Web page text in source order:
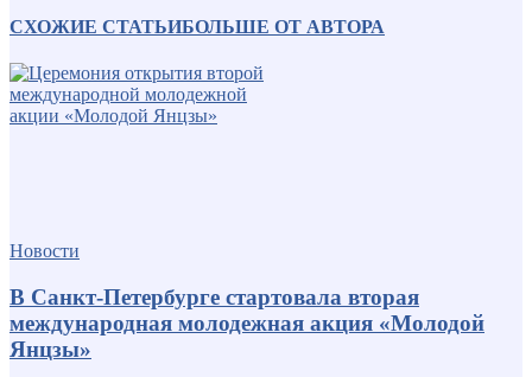
СХОЖИЕ СТАТЬИБОЛЬШЕ ОТ АВТОРА
Новости
В Санкт-Петербурге стартовала вторая
международная молодежная акция «Молодой
Янцзы»